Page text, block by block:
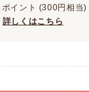
ポイント (300円相当)
詳しくはこちら